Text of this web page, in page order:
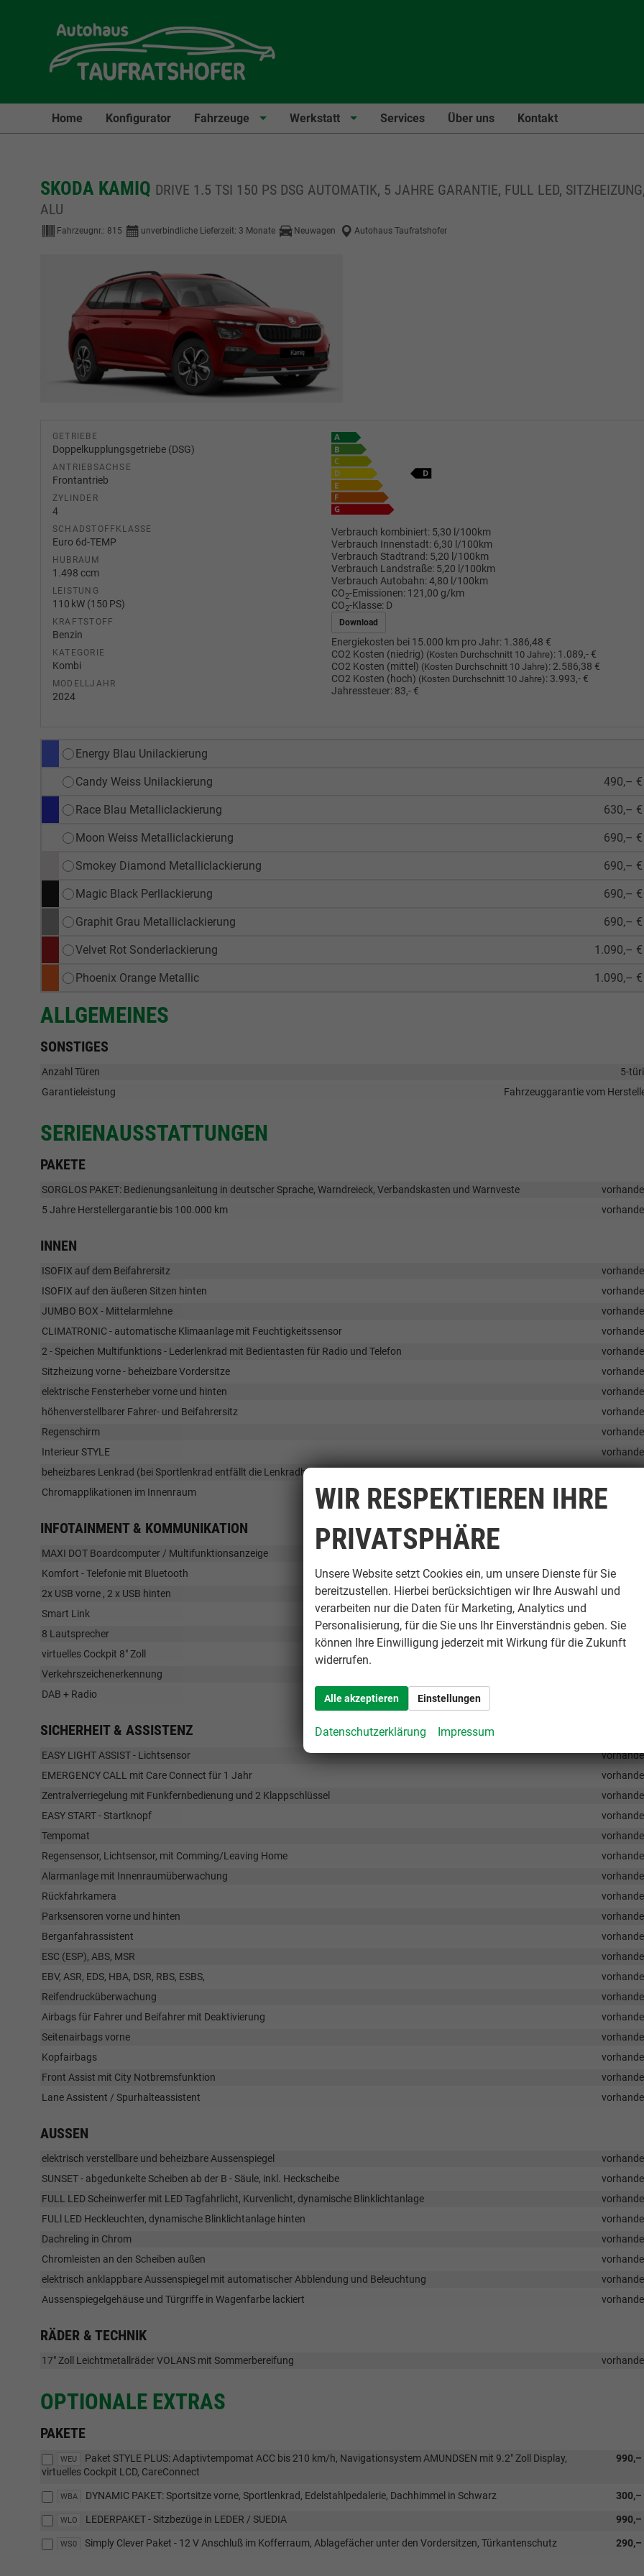
Home Konfigurator Fahrzeuge Werkstatt Services Über uns Kontakt
SKODA KAMIQ DRIVE 1.5 TSI 150 PS DSG AUTOMATIK, 5 JAHRE GARANTIE, FULL LED,
ALU
Fahrzeugnr.: 815 unverbindliche Lieferzeit: 3 Monate Neuwagen Autohaus Taufratshofer
GETRIEBE
Doppelkupplungsgetriebe (DSG)
ANTRIEBSACHSE
Frontantrieb
ZYLINDER
4
SCHADSTOFFKLASSE
Euro 6d-TEMP
HUBRAUM
1.498 ccm
LEISTUNG
110 kW (150 PS)
KRAFTSTOFF
Benzin
KATEGORIE
Kombi
MODELLJAHR
2024
Verbrauch kombiniert: 5,30 l/100km
Verbrauch Innenstadt: 6,30 l/100km
Verbrauch Stadtrand: 5,20 l/100km
Verbrauch Landstraße: 5,20 l/100km
Verbrauch Autobahn:4,80 l/100km
CO2-Emissionen: 121,00 g/km
CO2-Klasse: D
Download
Energiekosten bei 15.000 km pro Jahr: 1.386,48 €
CO2 Kosten (niedrig) (Kosten Durchschnitt 10 Jahre): 1.089,- €
CO2 Kosten (mittel) (Kosten Durchschnitt 10 Jahre): 2.586,38 €
CO2 Kosten (hoch) (Kosten Durchschnitt 10 Jahre): 3.993,- €
Jahressteuer: 83,- €
Energy Blau Unilackierung
Candy Weiss Unilackierung 490,– €
Race Blau Metalliclackierung 630,– €
Moon Weiss Metalliclackierung 690,– €
Smokey Diamond Metalliclackierung 690,– €
Magic Black Perllackierung 690,– €
Graphit Grau Metalliclackierung 690,– €
Velvet Rot Sonderlackierung 1.090,– €
Phoenix Orange Metallic 1.090,– €
ALLGEMEINES
SONSTIGES
Anzahl Türen
5-
Garantieleistung
Fahrzeuggarantie vom
SERIENAUSSTATTUNGEN
PAKETE
SORGLOS PAKET: Bedienungsanleitung in deutscher Sprache, Warndreieck, Verbandskasten und Warnveste
5 Jahre Herstellergarantie bis 100.000 km
INNEN
ISOFIX auf dem Beifahrersitz
ISOFIX auf den äußeren Sitzen hinten
JUMBO BOX - Mittelarmlehne
CLIMATRONIC - automatische Klimaanlage mit Feuchtigkeitssensor
2 - Speichen Multifunktions - Lederlenkrad mit Bedientasten für Radio und Telefon
Sitzheizung vorne - beheizbare Vordersitze
elektrische Fensterheber vorne und hinten
höhenverstellbarer Fahrer- und Beifahrersitz
Regenschirm
Interieur STYLE
beheizbares Lenkrad (bei Sportlenkrad entfällt die Lenkradheizung)
Chromapplikationen im Innenraum
vorhanden
INFOTAINMENT & KOMMUNIKATION
MAXI DOT Boardcomputer / Multifunktionsanzeige
Komfort - Telefonie mit Bluetooth
vorhanden
2x USB vorne , 2 x USB hinten
vorhanden
Smart Link
8 Lautsprecher
vorhanden
virtuelles Cockpit 8" Zoll
Verkehrszeichenerkennung
DAB + Radio
SICHERHEIT & ASSISTENZ
EASY LIGHT ASSIST - Lichtsensor
EMERGENCY CALL mit Care Connect für 1 Jahr
Zentralverriegelung mit Funkfernbedienung und 2 Klappschlüssel
EASY START - Startknopf
Tempomat
Regensensor, Lichtsensor, mit Comming/Leaving Home
Alarmanlage mit Innenraumüberwachung
Rückfahrkamera
Parksensoren vorne und hinten
Berganfahrassistent
ESC (ESP), ABS, MSR
EBV, ASR, EDS, HBA, DSR, RBS, ESBS,
Reifendrucküberwachung
Airbags für Fahrer und Beifahrer mit Deaktivierung
Seitenairbags vorne
Kopfairbags
Front Assist mit City Notbremsfunktion
Lane Assistent / Spurhalteassistent
AUSSEN
elektrisch verstellbare und beheizbare Aussenspiegel
SUNSET - abgedunkelte Scheiben ab der B - Säule, inkl. Heckscheibe
FULL LED Scheinwerfer mit LED Tagfahrlicht, Kurvenlicht, dynamische Blinklichtanlage
FULl LED Heckleuchten, dynamische Blinklichtanlage hinten
Dachreling in Chrom
Chromleisten an den Scheiben außen
elektrisch anklappbare Aussenspiegel mit automatischer Abblendung und Beleuchtung
Aussenspiegelgehäuse und Türgriffe in Wagenfarbe lackiert
RÄDER & TECHNIK
17" Zoll Leichtmetallräder VOLANS mit Sommerbereifung
OPTIONALE EXTRAS
PAKETE
WEU 990,–
Paket STYLE PLUS: Adaptivtempomat ACC bis 210 km/h, Navigationsystem AMUNDSEN mit 9.2" Zoll Display,
virtuelles Cockpit LCD, CareConnect
WBA 300,–
DYNAMIC PAKET: Sportsitze vorne, Sportlenkrad, Edelstahlpedalerie, Dachhimmel in Schwarz
WLO 990,–
LEDERPAKET - Sitzbezüge in LEDER / SUEDIA
WS0 290,–
Simply Clever Paket - 12 V Anschluß im Kofferraum, Ablagefächer unter den Vordersitzen, Türkantenschutz
WIR RESPEKTIEREN IHRE
PRIVATSPHÄRE
Unsere Website setzt Cookies ein, um unsere Dienste für Sie
bereitzustellen. Hierbei berücksichtigen wir Ihre Auswahl und
verarbeiten nur die Daten für Marketing, Analytics und
Personalisierung, für die Sie uns Ihr Einverständnis geben. Sie
können Ihre Einwilligung jederzeit mit Wirkung für die Zukunft
widerrufen.
Alle akzeptieren Einstellungen
Datenschutzerklärung Impressum